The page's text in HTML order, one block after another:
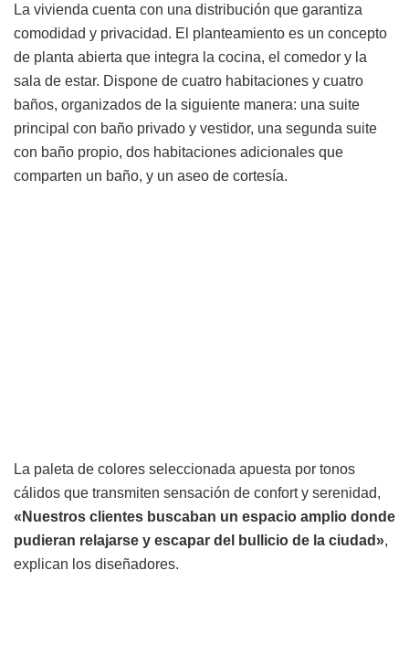
La vivienda cuenta con una distribución que garantiza
comodidad y privacidad. El planteamiento es un concepto
de planta abierta que integra la cocina, el comedor y la
sala de estar. Dispone de cuatro habitaciones y cuatro
baños, organizados de la siguiente manera: una suite
principal con baño privado y vestidor, una segunda suite
con baño propio, dos habitaciones adicionales que
comparten un baño, y un aseo de cortesía.
La paleta de colores seleccionada apuesta por tonos
cálidos que transmiten sensación de confort y serenidad,
«Nuestros clientes buscaban un espacio amplio donde
pudieran relajarse y escapar del bullicio de la ciudad»,
explican los diseñadores.